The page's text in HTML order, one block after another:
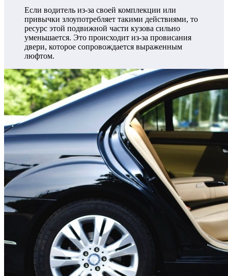
Если водитель из-за своей комплекции или
привычки злоупотребляет такими действиями, то
ресурс этой подвижной части кузова сильно
уменьшается. Это происходит из-за провисания
двери, которое сопровождается выраженным
люфтом.